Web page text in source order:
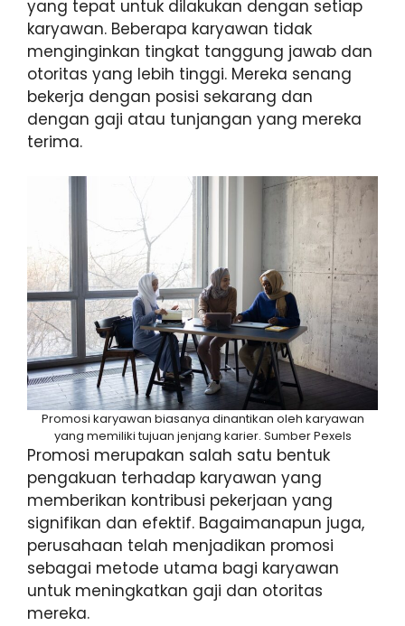
yang tepat untuk dilakukan dengan setiap
karyawan. Beberapa karyawan tidak
menginginkan tingkat tanggung jawab dan
otoritas yang lebih tinggi. Mereka senang
bekerja dengan posisi sekarang dan
dengan gaji atau tunjangan yang mereka
terima.
Promosi karyawan biasanya dinantikan oleh karyawan
yang memiliki tujuan jenjang karier. Sumber Pexels
Promosi merupakan salah satu bentuk
pengakuan terhadap karyawan yang
memberikan kontribusi pekerjaan yang
signifikan dan efektif. Bagaimanapun juga,
perusahaan telah menjadikan promosi
sebagai metode utama bagi karyawan
untuk meningkatkan gaji dan otoritas
mereka.